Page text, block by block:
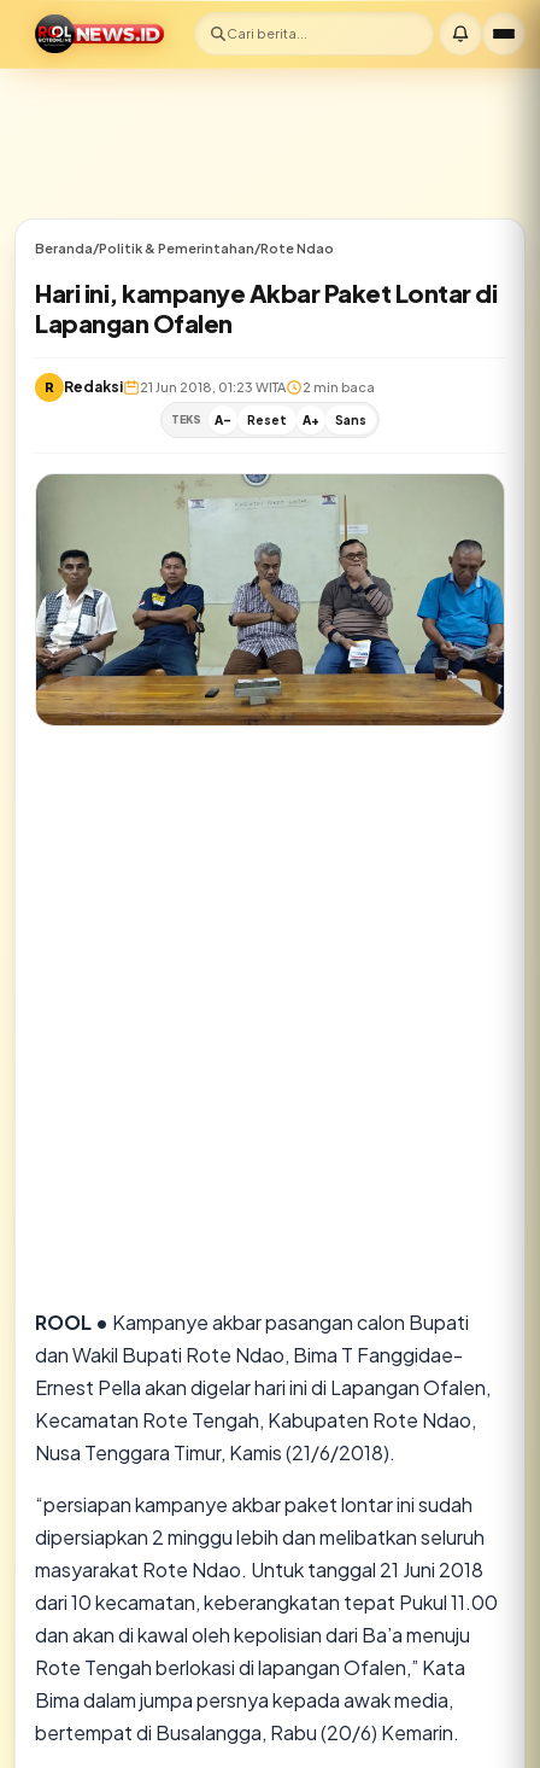
Cari berita...
Beranda/Politik & Pemerintahan/Rote Ndao
Hari ini, kampanye Akbar Paket Lontar di
Lapangan Ofalen
R Redaksi 21 Jun 2018, 01:23 WITA 2 min baca
TEKS A- Reset A+ Sans
ROOL • Kampanye akbar pasangan calon Bupati
dan Wakil Bupati Rote Ndao, Bima T Fanggidae-
Ernest Pella akan digelar hari ini di Lapangan Ofalen,
Kecamatan Rote Tengah, Kabupaten Rote Ndao,
Nusa Tenggara Timur, Kamis (21/6/2018).
“persiapan kampanye akbar paket lontar ini sudah
dipersiapkan 2 minggu lebih dan melibatkan seluruh
masyarakat Rote Ndao. Untuk tanggal 21 Juni 2018
dari 10 kecamatan, keberangkatan tepat Pukul 11.00
dan akan di kawal oleh kepolisian dari Ba’a menuju
Rote Tengah berlokasi di lapangan Ofalen,” Kata
Bima dalam jumpa persnya kepada awak media,
bertempat di Busalangga, Rabu (20/6) Kemarin.
✕
Lihat semua hasil →